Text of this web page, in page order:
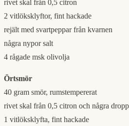
rivet skal från 0,5 citron
2 vitlöksklyftor, fint hackade
rejält med svartpeppar från kvarnen
några nypor salt
4 rågade msk olivolja
Örtsmör
40 gram smör, rumstempererat
rivet skal från 0,5 citron och några
1 vitlöksklyfta, fint hackade